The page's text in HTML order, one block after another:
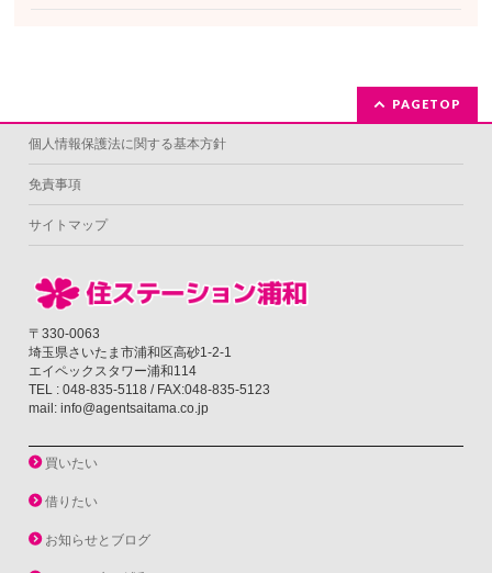
PAGETOP
個人情報保護法に関する基本方針
免責事項
サイトマップ
〒330-0063
埼玉県さいたま市浦和区高砂1-2-1
エイペックスタワー浦和114
TEL : 048-835-5118 / FAX:048-835-5123
mail: info@agentsaitama.co.jp
買いたい
借りたい
お知らせとブログ